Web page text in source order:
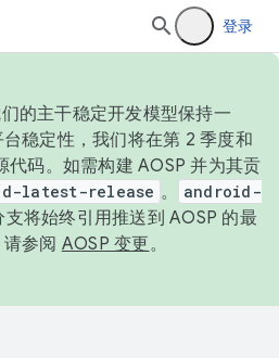
登录
的主干稳定开发模型保持一
稳定性，我们将在第 2 季度和
代码。如需构建 AOSP 并为其贡
latest-release 。
android-
支将始终引用推送到 AOSP 的最
参阅 AOSP 变更。